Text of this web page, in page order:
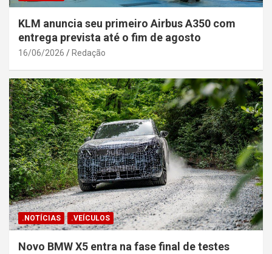
KLM anuncia seu primeiro Airbus A350 com
entrega prevista até o fim de agosto
16/06/2026 Redação
.NOTÍCIAS .VEÍCULOS
Novo BMW X5 entra na fase final de testes